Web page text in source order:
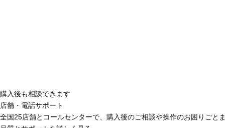
購入後も相談できます
店舗・電話サポート
全国25店舗とコールセンターで、購入後のご相談や操作のお困りごと